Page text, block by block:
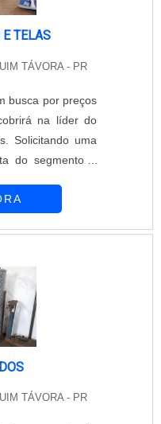
TELAS
TÁVORA - PR
busca por preços
na líder do
Solicitando uma
do segmento e
lembrar que o
cuidado ajuda a
com subst...
TÁVORA - PR